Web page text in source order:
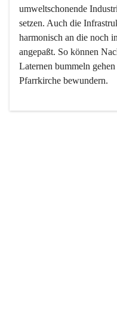
umweltschonende
setzen. Auch die
harmonisch an die noch
angepaßt. So können
Laternen bummeln
Pfarrkirche bewundern.
Der Weinbau dominert